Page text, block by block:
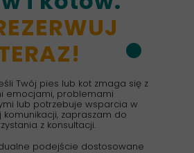
Twój pies lub kot zmaga się z
emocjami, problemami
lub potrzebuje wsparcia w
komunikacji, zapraszam do
z konsultacji.
podejście dostosowane